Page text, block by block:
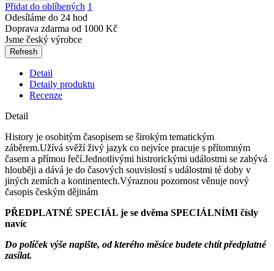
Přidat do oblíbených 1
Odesíláme do 24 hod
Doprava zdarma od 1000 Kč
Jsme český výrobce
Detail
Detaily produktu
Recenze
Detail
History je osobitým časopisem se širokým tematickým
záběrem.Užívá svěží živý jazyk co nejvíce pracuje s přítomným
časem a přímou řečí.Jednotlivými histrorickými událostmi se zabývá
hlouběji a dává je do časových souvislostí s událostmi té doby v
jiných zemích a kontinentech.Výraznou pozornost věnuje nový
časopis českým dějinám
PŘEDPLATNÉ SPECIÁL je se dvěma SPECIÁLNÍMI čísly
navíc
Do políček výše napište, od kterého měsíce budete chtít předplatné
zasílat.